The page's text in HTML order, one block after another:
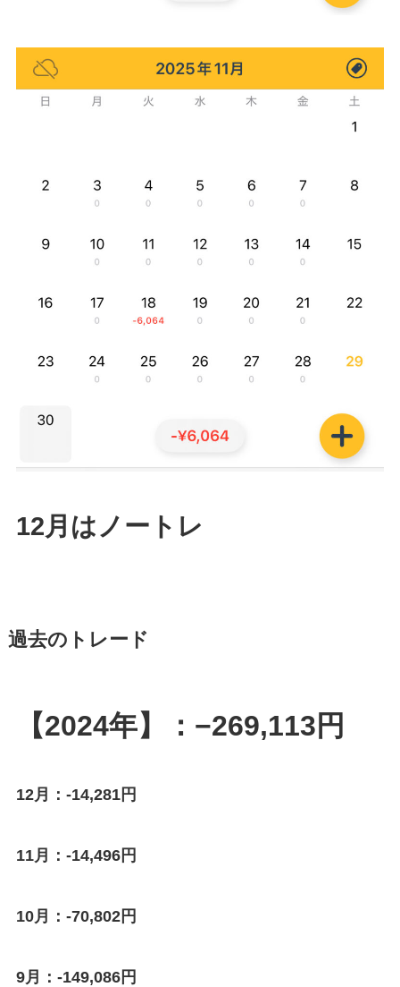
12月はノートレ
過去のトレード
【2024年】：−269,113円
12月：-14,281円
11月：-14,496円
10月：-70,802円
9月：-149,086円